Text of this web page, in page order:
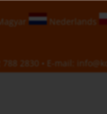
Nederlands
788 2830 • E-mail: